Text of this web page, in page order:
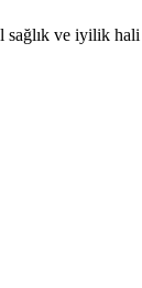
sağlık ve iyilik